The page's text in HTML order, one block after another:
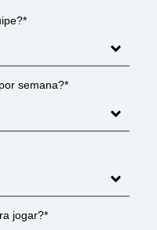
semana?*
jogar?*